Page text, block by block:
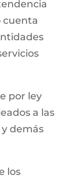
cuenta
por ley
a las
demás
los